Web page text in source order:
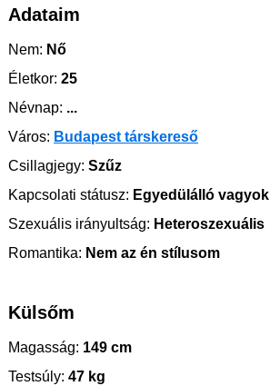
Adataim
Nem: Nő
Életkor: 25
Névnap: ...
Város: Budapest társkereső
Csillagjegy: Szűz
Kapcsolati státusz: Egyedülálló vagyok
Szexuális irányultság: Heteroszexuális
Romantika: Nem az én stílusom
Külsőm
Magasság: 149 cm
Testsúly: 47 kg